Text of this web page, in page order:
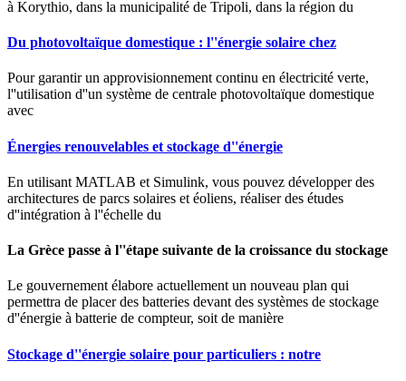
à Korythio, dans la municipalité de Tripoli, dans la région du
Du photovoltaïque domestique : l''énergie solaire chez
Pour garantir un approvisionnement continu en électricité verte,
l''utilisation d''un système de centrale photovoltaïque domestique
avec
Énergies renouvelables et stockage d''énergie
En utilisant MATLAB et Simulink, vous pouvez développer des
architectures de parcs solaires et éoliens, réaliser des études
d''intégration à l''échelle du
La Grèce passe à l''étape suivante de la croissance du stockage
Le gouvernement élabore actuellement un nouveau plan qui
permettra de placer des batteries devant des systèmes de stockage
d''énergie à batterie de compteur, soit de manière
Stockage d''énergie solaire pour particuliers : notre